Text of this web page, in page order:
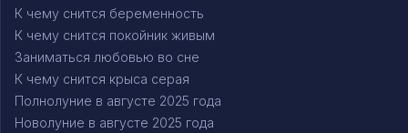
К чему снится беременность
К чему снится покойник живым
Заниматься любовью во сне
К чему снится крыса серая
Полнолуние в августе 2025 года
Новолуние в августе 2025 года